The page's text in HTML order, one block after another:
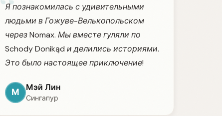
Я познакомилась с удивительными
людьми в Гожуве-Велькопольском
через Nomax. Мы вместе гуляли по
Schody Donikąd и делились историями.
Это было настоящее приключение!
М Мэй Лин
Сингапур